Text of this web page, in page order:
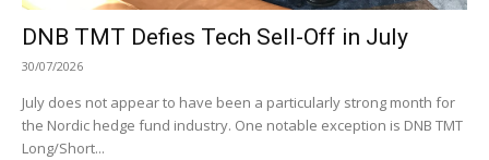
DNB TMT Defies Tech Sell-Off in July
30/07/2026
July does not appear to have been a particularly strong month for
the Nordic hedge fund industry. One notable exception is DNB TMT
Long/Short...